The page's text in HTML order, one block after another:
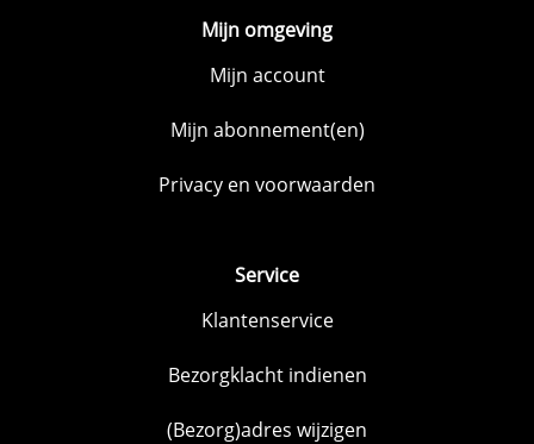
Mijn omgeving
Mijn account
Mijn abonnement(en)
Privacy en voorwaarden
Service
Klantenservice
Bezorgklacht indienen
(Bezorg)adres wijzigen